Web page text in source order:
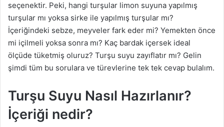
seçenektir. Peki, hangi turşular limon suyuna yapılmış
turşular mı yoksa sirke ile yapılmış turşular mı?
İçeriğindeki sebze, meyveler fark eder mi? Yemekten önce
mi içilmeli yoksa sonra mı? Kaç bardak içersek ideal
ölçüde tüketmiş oluruz? Turşu suyu zayıflatır mı? Gelin
şimdi tüm bu sorulara ve türevlerine tek tek cevap bulalım.
Turşu Suyu Nasıl Hazırlanır?
İçeriği nedir?